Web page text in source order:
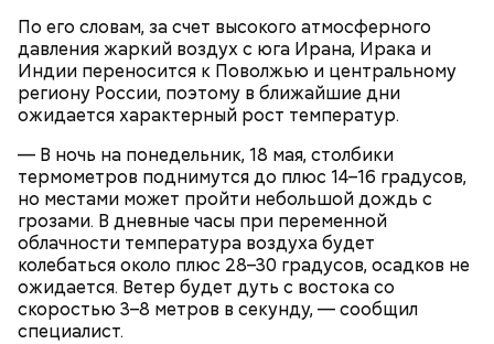
По его словам, за счет высокого атмосферного
давления жаркий воздух с юга Ирана, Ирака и
Индии переносится к Поволжью и центральному
региону России, поэтому в ближайшие дни
ожидается характерный рост температур.
— В ночь на понедельник, 18 мая, столбики
термометров поднимутся до плюс 14–16 градусов,
но местами может пройти небольшой дождь с
грозами. В дневные часы при переменной
облачности температура воздуха будет
колебаться около плюс 28–30 градусов, осадков не
ожидается. Ветер будет дуть с востока со
скоростью 3–8 метров в секунду, — сообщил
специалист.
кабачок;
лук;
растительное масло;
соль, перец по вкусу;
свежий базилик;
сливки жирностью 20 процентов.